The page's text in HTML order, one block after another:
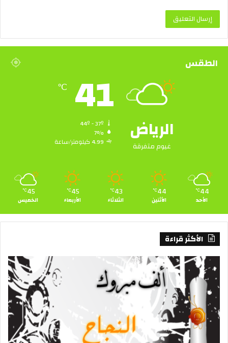
الطقس
الرياض
غيوم متفرقة
41
℃
7%
4.99 كيلومتر/ساعة
44
℃
الأحد
44
℃
الأثنين
43
℃
الثلاثاء
45
℃
الأربعاء
45
℃
الخميس
الأكثر قراءة